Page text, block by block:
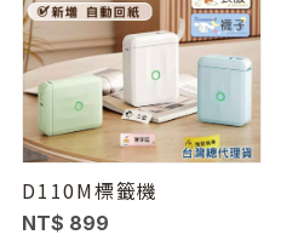
D110M標籤機
NT$ 899